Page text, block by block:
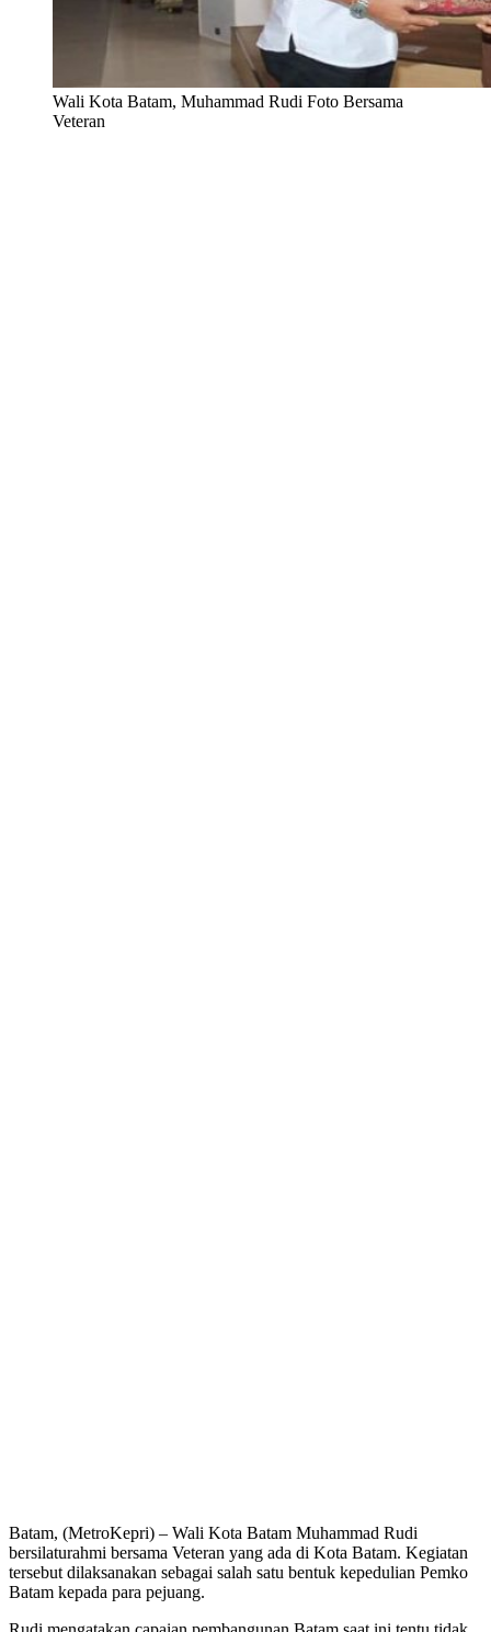
Wali Kota Batam, Muhammad Rudi Foto Bersama
Veteran
Batam, (MetroKepri) – Wali Kota Batam Muhammad Rudi
bersilaturahmi bersama Veteran yang ada di Kota Batam. Kegiatan
tersebut dilaksanakan sebagai salah satu bentuk kepedulian Pemko
Batam kepada para pejuang.